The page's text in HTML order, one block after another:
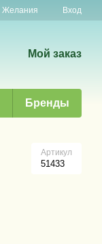
Желания Вход
Мой заказ
Бренды
Артикул
51433